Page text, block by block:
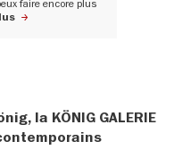
faire encore plus
la KÖNIG GALERIE